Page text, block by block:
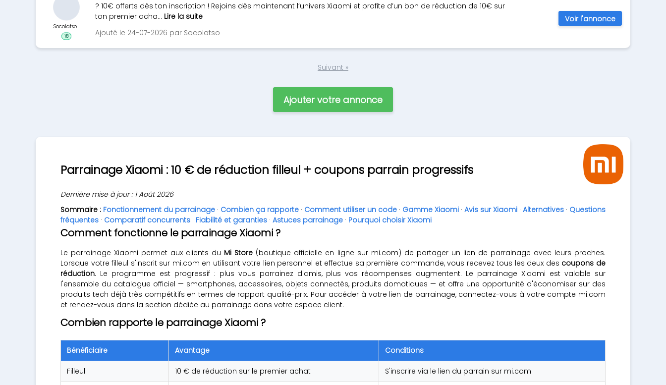
? 10€ offerts dès ton inscription ! Rejoins dès maintenant l’univers Xiaomi et profite d’un bon de réduction de 10€ sur
ton premier acha... Lire la suite
Ajouté le 24-07-2026 par Socolatso
Socolatso...
18
Voir l'annonce
Suivant »
Ajouter votre annonce
Parrainage Xiaomi : 10 € de réduction filleul + coupons parrain progressifs
Dernière mise à jour : 1 Août 2026
Sommaire : Fonctionnement du parrainage · Combien ça rapporte · Comment utiliser un code · Gamme Xiaomi · Avis sur Xiaomi · Alternatives · Questions
fréquentes · Comparatif concurrents · Fiabilité et garanties · Astuces parrainage · Pourquoi choisir Xiaomi
Comment fonctionne le parrainage Xiaomi ?
Le parrainage Xiaomi permet aux clients du Mi Store (boutique officielle en ligne sur mi.com) de partager un lien de parrainage avec leurs proches.
Lorsque votre filleul s'inscrit sur mi.com en utilisant votre lien personnel et effectue sa première commande, vous recevez tous les deux des coupons de
réduction. Le programme est progressif : plus vous parrainez d'amis, plus vos récompenses augmentent. Le parrainage Xiaomi est valable sur
l'ensemble du catalogue officiel — smartphones, accessoires, objets connectés, produits domotiques — et offre une opportunité d'économiser sur des
produits tech déjà très compétitifs en termes de rapport qualité-prix. Pour accéder à votre lien de parrainage, connectez-vous à votre compte mi.com
et rendez-vous dans la section dédiée au parrainage dans votre espace client.
Combien rapporte le parrainage Xiaomi ?
Bénéficiaire Avantage Conditions
Filleul 10 € de réduction sur le premier achat S'inscrire via le lien du parrain sur mi.com